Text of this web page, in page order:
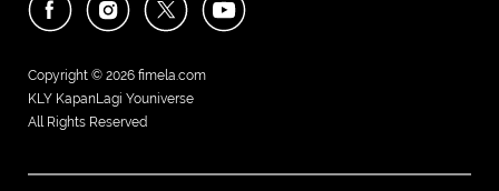
Copyright © 2026 fimela.com
KLY KapanLagi Youniverse
All Rights Reserved